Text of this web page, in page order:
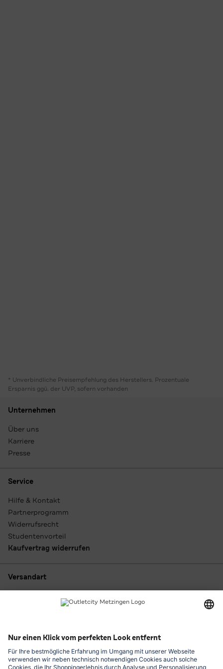
* Unverbindliche Preisempfehlung des Herstellers. Prozentuale
Ersparnis ggü. der UVP, sofern vorhanden
Unternehmen
Über uns
Karriere
Presse
Service
Hilfe & Kontakt
Partnerprogramm
Widerrufsrecht
Studentenvorteil
Kaufvertrag widerrufen
Versandart